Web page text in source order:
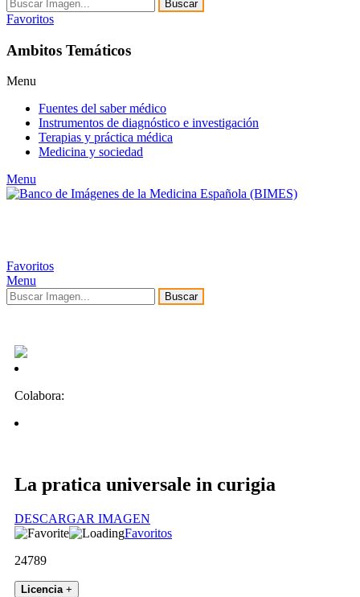
Buscar
Favoritos
Ambitos Temáticos
Menu
Fuentes del saber médico
Instrumentos de diagnóstico e investigación
Terapias y práctica médica
Medicina y sociedad
Menu
Favoritos
Menu
Buscar
Colabora:
La pratica universale in curigia
DESCARGAR IMAGEN
Favoritos
24789
Licencia +